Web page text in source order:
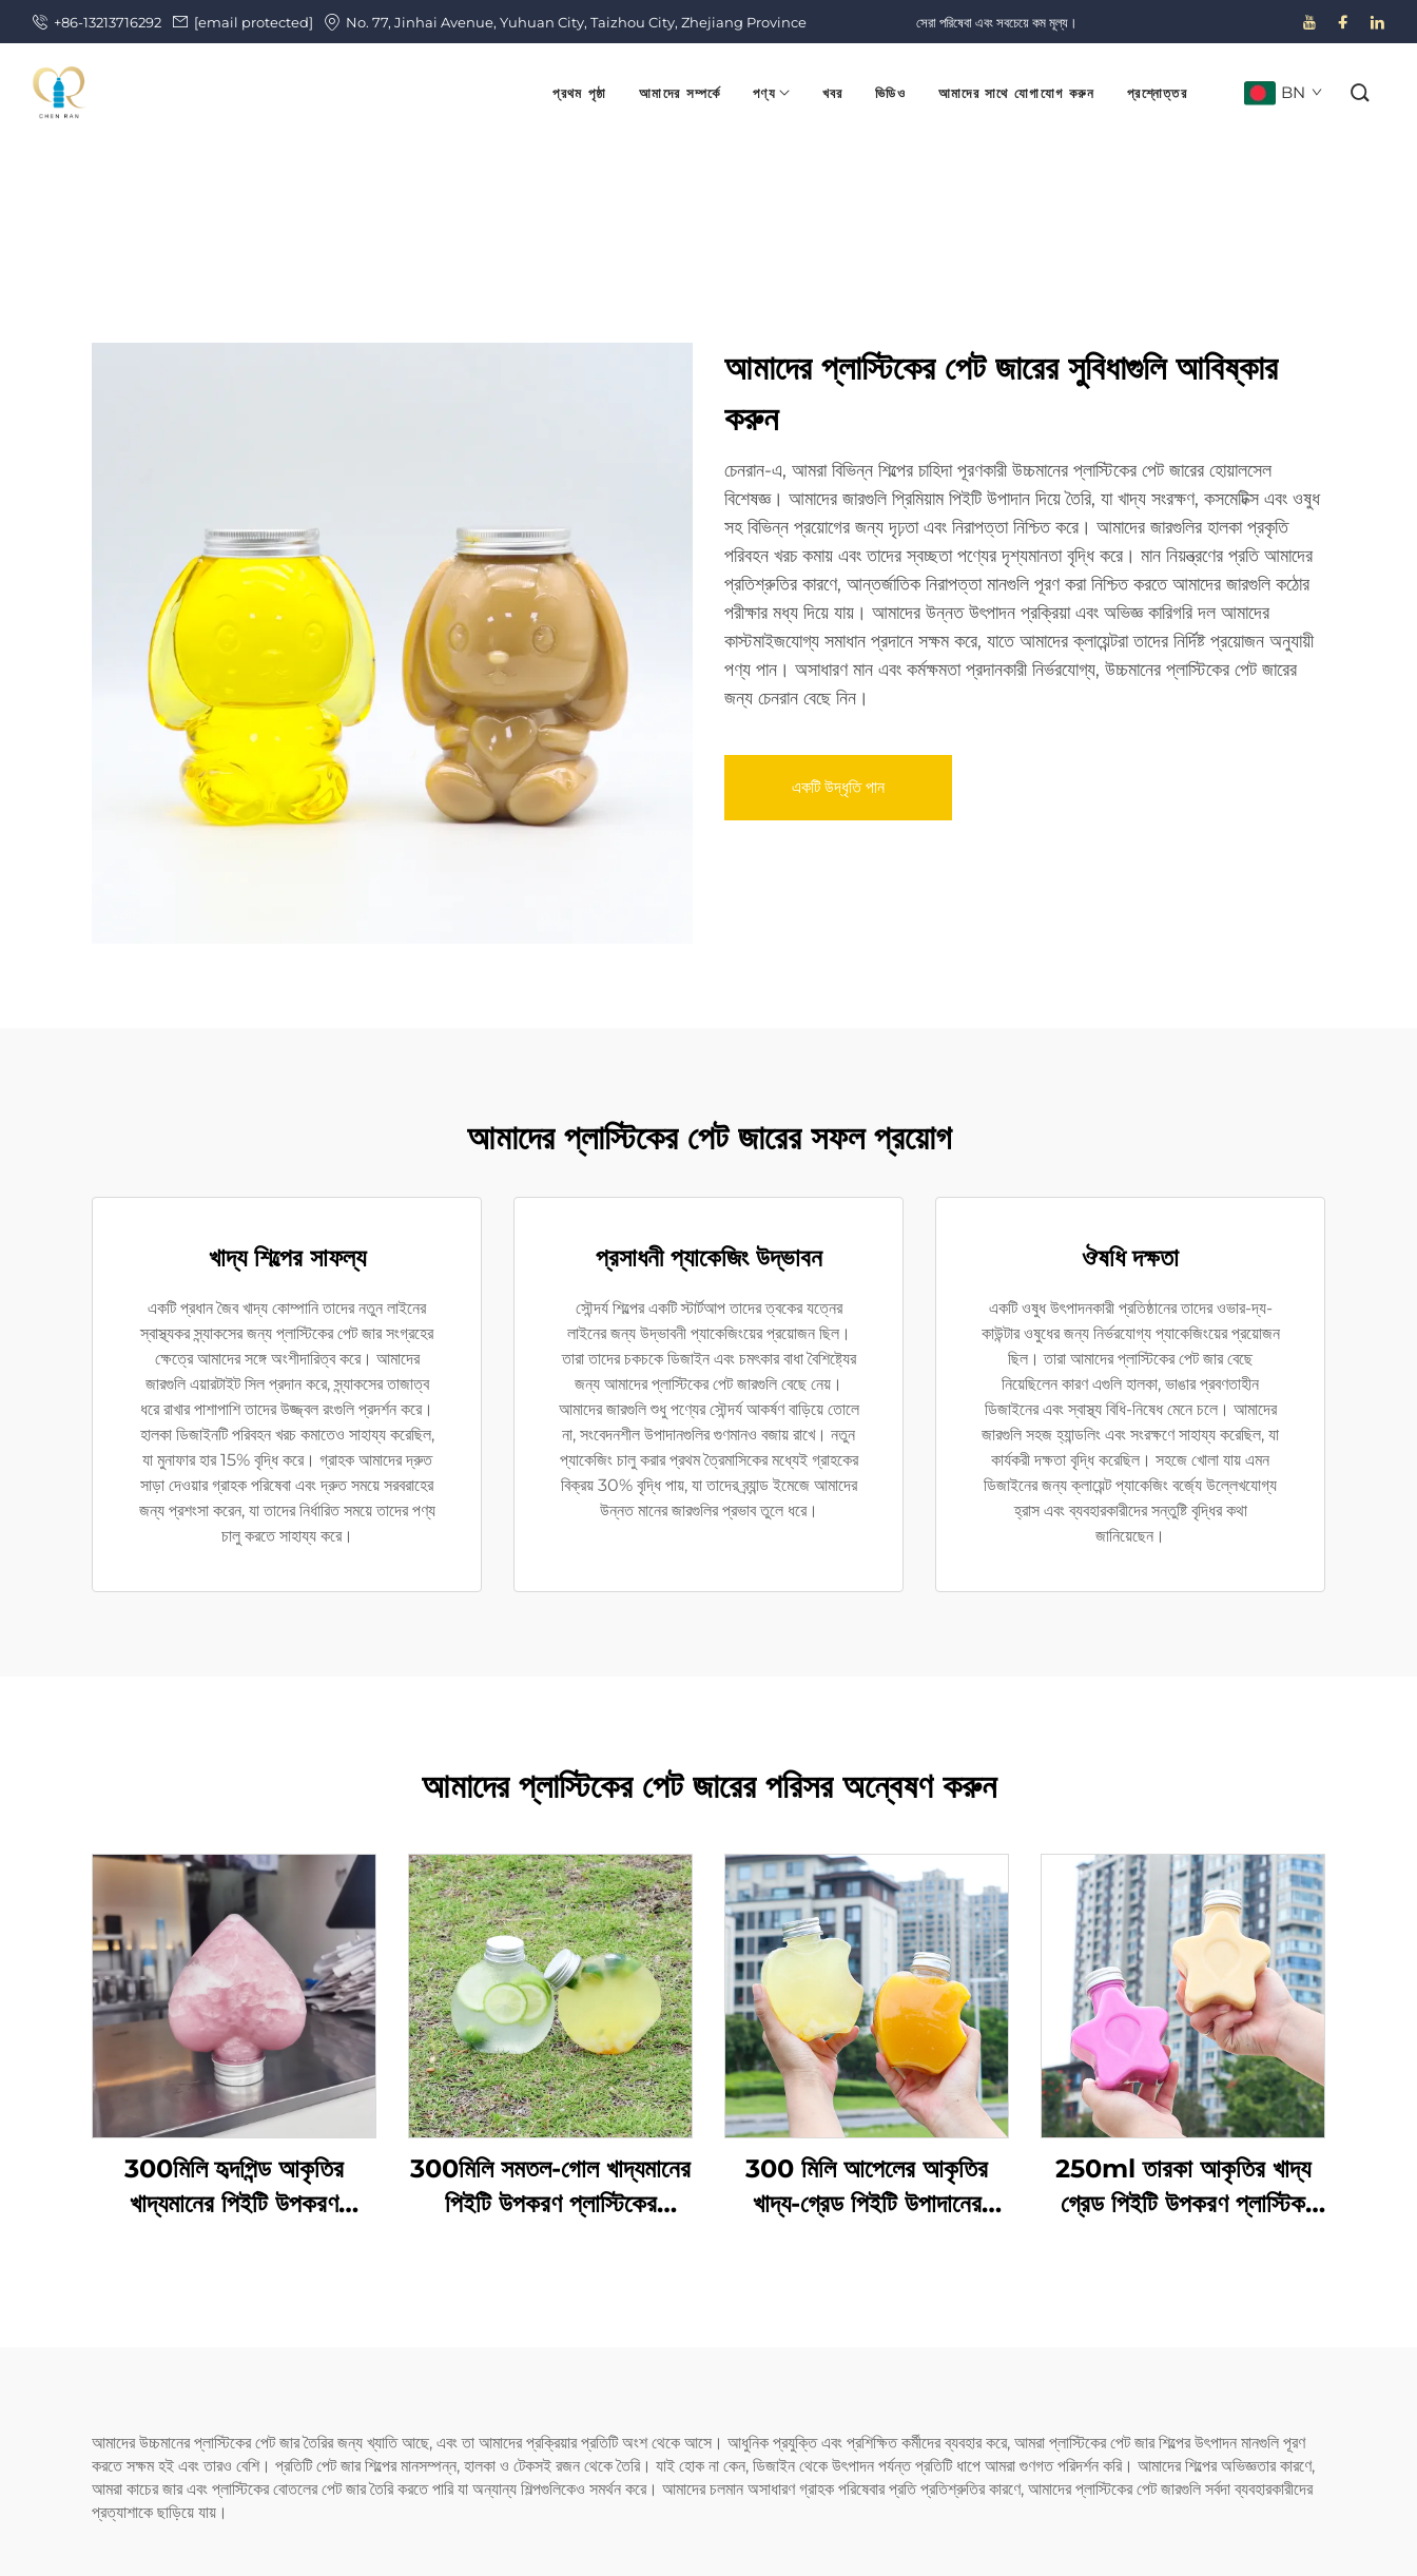
+86-13213716292 [email protected] No. 77, Jinhai Avenue, Yuhuan City, Taizhou City, Zhejiang Province সেরা পরিষেবা এবং সবচেয়ে কম মূল্য।
প্রথম পৃষ্ঠা আমাদের সম্পর্কে পণ্য খবর ভিডিও আমাদের সাথে যোগাযোগ করুন প্রশ্নোত্তর BN
আমাদের প্লাস্টিকের পেট জারের সুবিধাগুলি আবিষ্কার
করুন
চেনরান-এ, আমরা বিভিন্ন শিল্পের চাহিদা পূরণকারী উচ্চমানের প্লাস্টিকের পেট জারের হোয়ালসেল
বিশেষজ্ঞ। আমাদের জারগুলি প্রিমিয়াম পিইটি উপাদান দিয়ে তৈরি, যা খাদ্য সংরক্ষণ, কসমেটিক্স এবং ওষুধ
সহ বিভিন্ন প্রয়োগের জন্য দৃঢ়তা এবং নিরাপত্তা নিশ্চিত করে। আমাদের জারগুলির হালকা প্রকৃতি
পরিবহন খরচ কমায় এবং তাদের স্বচ্ছতা পণ্যের দৃশ্যমানতা বৃদ্ধি করে। মান নিয়ন্ত্রণের প্রতি আমাদের
প্রতিশ্রুতির কারণে, আন্তর্জাতিক নিরাপত্তা মানগুলি পূরণ করা নিশ্চিত করতে আমাদের জারগুলি কঠোর
পরীক্ষার মধ্য দিয়ে যায়। আমাদের উন্নত উৎপাদন প্রক্রিয়া এবং অভিজ্ঞ কারিগরি দল আমাদের
কাস্টমাইজযোগ্য সমাধান প্রদানে সক্ষম করে, যাতে আমাদের ক্লায়েন্টরা তাদের নির্দিষ্ট প্রয়োজন অনুযায়ী
পণ্য পান। অসাধারণ মান এবং কর্মক্ষমতা প্রদানকারী নির্ভরযোগ্য, উচ্চমানের প্লাস্টিকের পেট জারের
জন্য চেনরান বেছে নিন।
একটি উদ্ধৃতি পান
আমাদের প্লাস্টিকের পেট জারের সফল প্রয়োগ
খাদ্য শিল্পের সাফল্য
একটি প্রধান জৈব খাদ্য কোম্পানি তাদের নতুন লাইনের
স্বাস্থ্যকর স্ন্যাকসের জন্য প্লাস্টিকের পেট জার সংগ্রহের
ক্ষেত্রে আমাদের সঙ্গে অংশীদারিত্ব করে। আমাদের
জারগুলি এয়ারটাইট সিল প্রদান করে, স্ন্যাকসের তাজাত্ব
ধরে রাখার পাশাপাশি তাদের উজ্জ্বল রংগুলি প্রদর্শন করে।
হালকা ডিজাইনটি পরিবহন খরচ কমাতেও সাহায্য করেছিল,
যা মুনাফার হার 15% বৃদ্ধি করে। গ্রাহক আমাদের দ্রুত
সাড়া দেওয়ার গ্রাহক পরিষেবা এবং দ্রুত সময়ে সরবরাহের
জন্য প্রশংসা করেন, যা তাদের নির্ধারিত সময়ে তাদের পণ্য
চালু করতে সাহায্য করে।
প্রসাধনী প্যাকেজিং উদ্ভাবন
সৌন্দর্য শিল্পের একটি স্টার্টআপ তাদের ত্বকের যত্নের
লাইনের জন্য উদ্ভাবনী প্যাকেজিংয়ের প্রয়োজন ছিল।
তারা তাদের চকচকে ডিজাইন এবং চমৎকার বাধা বৈশিষ্ট্যের
জন্য আমাদের প্লাস্টিকের পেট জারগুলি বেছে নেয়।
আমাদের জারগুলি শুধু পণ্যের সৌন্দর্য আকর্ষণ বাড়িয়ে তোলে
না, সংবেদনশীল উপাদানগুলির গুণমানও বজায় রাখে। নতুন
প্যাকেজিং চালু করার প্রথম ত্রৈমাসিকের মধ্যেই গ্রাহকের
বিক্রয় 30% বৃদ্ধি পায়, যা তাদের ব্র্যান্ড ইমেজে আমাদের
উন্নত মানের জারগুলির প্রভাব তুলে ধরে।
ঔষধি দক্ষতা
একটি ওষুধ উৎপাদনকারী প্রতিষ্ঠানের তাদের ওভার-দ্য-
কাউন্টার ওষুধের জন্য নির্ভরযোগ্য প্যাকেজিংয়ের প্রয়োজন
ছিল। তারা আমাদের প্লাস্টিকের পেট জার বেছে
নিয়েছিলেন কারণ এগুলি হালকা, ভাঙার প্রবণতাহীন
ডিজাইনের এবং স্বাস্থ্য বিধি-নিষেধ মেনে চলে। আমাদের
জারগুলি সহজ হ্যান্ডলিং এবং সংরক্ষণে সাহায্য করেছিল, যা
কার্যকরী দক্ষতা বৃদ্ধি করেছিল। সহজে খোলা যায় এমন
ডিজাইনের জন্য ক্লায়েন্ট প্যাকেজিং বর্জ্যে উল্লেখযোগ্য
হ্রাস এবং ব্যবহারকারীদের সন্তুষ্টি বৃদ্ধির কথা
জানিয়েছেন।
আমাদের প্লাস্টিকের পেট জারের পরিসর অন্বেষণ করুন
300মিলি হৃদপিন্ড আকৃতির
খাদ্যমানের পিইটি উপকরণ
300মিলি সমতল-গোল খাদ্যমানের
পিইটি উপকরণ প্লাস্টিকের
300 মিলি আপেলের আকৃতির
খাদ্য-গ্রেড পিইটি উপাদানের
250ml তারকা আকৃতির খাদ্য
গ্রেড পিইটি উপকরণ প্লাস্টিক
আমাদের উচ্চমানের প্লাস্টিকের পেট জার তৈরির জন্য খ্যাতি আছে, এবং তা আমাদের প্রক্রিয়ার প্রতিটি অংশ থেকে আসে। আধুনিক প্রযুক্তি এবং প্রশিক্ষিত কর্মীদের ব্যবহার করে, আমরা প্লাস্টিকের পেট জার শিল্পের উৎপাদন মানগুলি পূরণ
করতে সক্ষম হই এবং তারও বেশি। প্রতিটি পেট জার শিল্পের মানসম্পন্ন, হালকা ও টেকসই রজন থেকে তৈরি। যাই হোক না কেন, ডিজাইন থেকে উৎপাদন পর্যন্ত প্রতিটি ধাপে আমরা গুণগত পরিদর্শন করি। আমাদের শিল্পের অভিজ্ঞতার কারণে,
আমরা কাচের জার এবং প্লাস্টিকের বোতলের পেট জার তৈরি করতে পারি যা অন্যান্য শিল্পগুলিকেও সমর্থন করে। আমাদের চলমান অসাধারণ গ্রাহক পরিষেবার প্রতি প্রতিশ্রুতির কারণে, আমাদের প্লাস্টিকের পেট জারগুলি সর্বদা ব্যবহারকারীদের
প্রত্যাশাকে ছাড়িয়ে যায়।